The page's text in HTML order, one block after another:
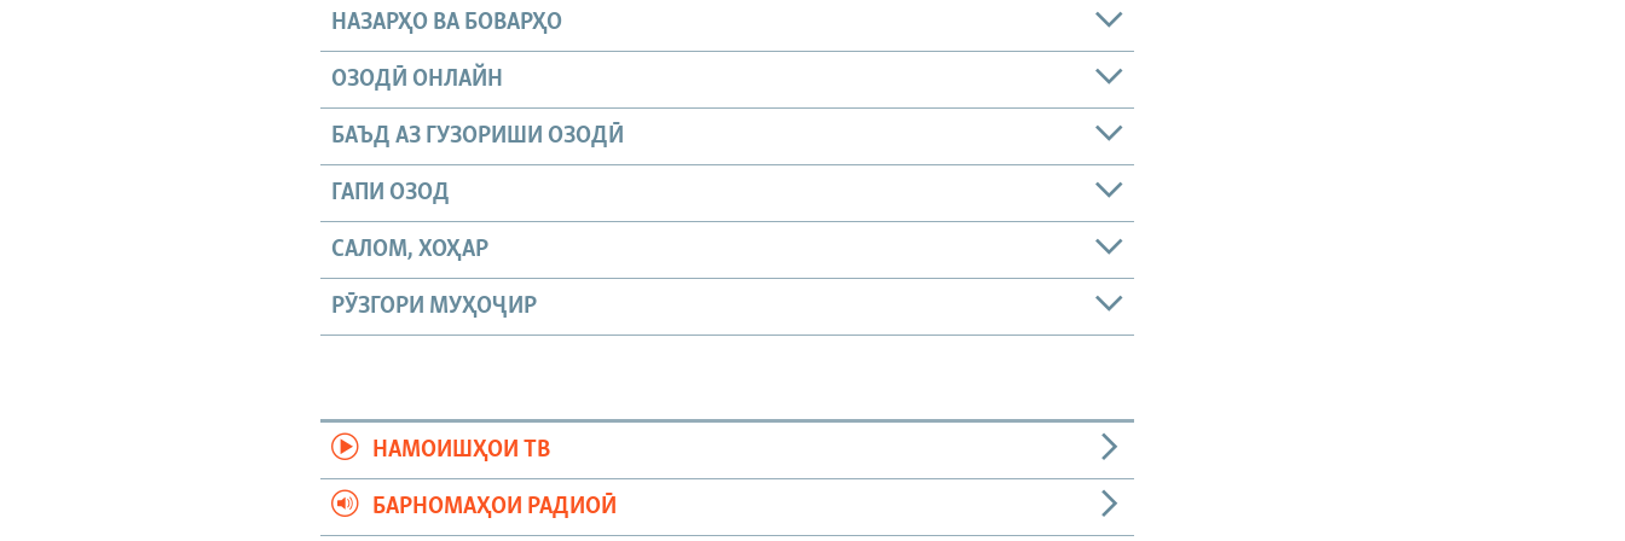
НАЗАРҲО ВА БОВАРҲО
ОЗОДӢ ОНЛАЙН
БАЪД АЗ ГУЗОРИШИ ОЗОДӢ
ГАПИ ОЗОД
САЛОМ, ХОҲАР
РӮЗГОРИ МУҲОҶИР
НАМОИШҲОИ ТВ
БАРНОМАҲОИ РАДИОӢ